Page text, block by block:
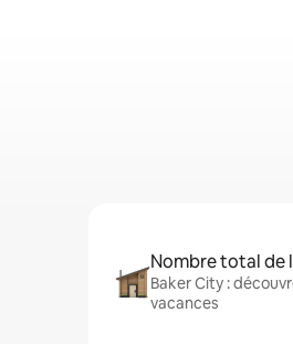
Nombre total de
Baker City :
vacances